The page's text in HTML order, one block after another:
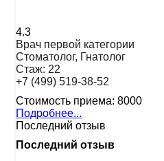
4.3
Врач первой категории
Стоматолог, Гнатолог
Стаж: 22
+7 (499) 519-38-52
Стоимость приема: 8000
Подробнее...
Последний отзыв
Последний отзыв